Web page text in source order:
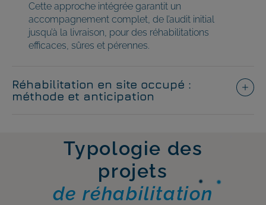
Cette approche intégrée garantit un
accompagnement complet, de l’audit initial
jusqu’à la livraison, pour des réhabilitations
efficaces, sûres et pérennes.
Réhabilitation en site occupé :
méthode et anticipation
Typologie des
projets
de réhabilitation